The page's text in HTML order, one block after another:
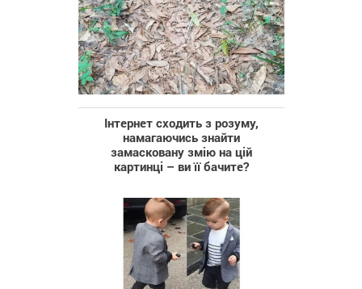
Інтернет сходить з розуму,
намагаючись знайти
замасковану змію на цій
картинці – ви її бачите?